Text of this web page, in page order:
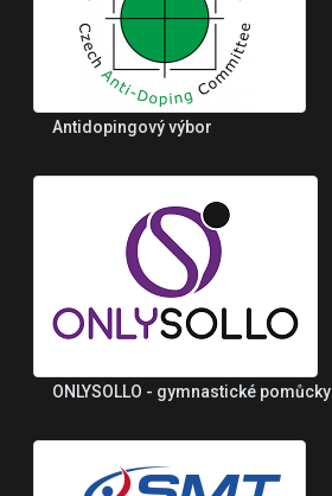
Antidopingový výbor
ONLYSOLLO - gymnastické pomůcky